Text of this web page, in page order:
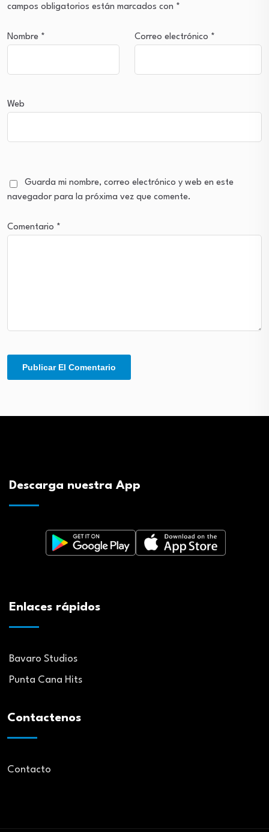
campos obligatorios están marcados con *
Nombre * Correo electrónico *
Web
Guarda mi nombre, correo electrónico y web en este
navegador para la próxima vez que comente.
Comentario *
Descarga nuestra App
Enlaces rápidos
Bavaro Studios
Punta Cana Hits
Contactenos
Contacto